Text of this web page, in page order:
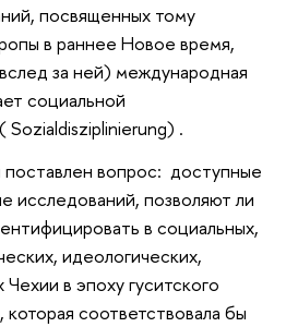
посвященных тому
в раннее Новое время,
за ней) международная
социальной
Sozialdisziplinierung) .
вопрос: доступные
исследований, позволяют ли
в социальных,
идеологических,
в эпоху гуситского
соответствовала бы